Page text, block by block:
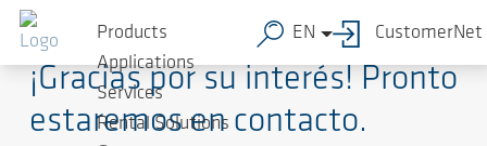
¡Gracias por su interés! Pronto
estaremos en contacto.
Products
Applications
Services
Rental Solutions
EN CustomerNet